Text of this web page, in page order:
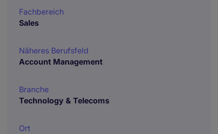
Fachbereich
Sales
Näheres Berufsfeld
Account Management
Branche
Technology & Telecoms
Ort